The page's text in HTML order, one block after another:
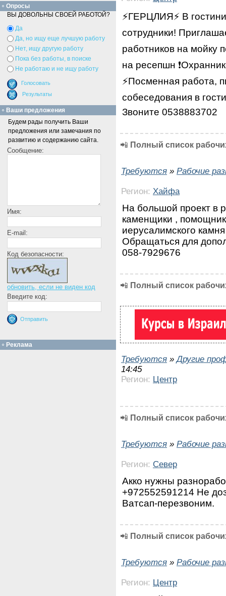
⚡️ГЕРЦЛИЯ⚡️ В
сотрудники!
работников на мойку
на ресепшн
⚡️Посменная работа,
собеседования в
Звоните 0538883702
📲 Полный список
Требуются » Рабочие
Регион: Хайфа
На большой проект в
каменщики ,
иерусалимского
Обращаться для
058-7929676
📲 Полный список
Требуются »Другие
14:45
Регион: Центр
📲 Полный список
Требуются » Рабочие
Регион: Север
Акко нужны
+972552591214 Не
Ватсап-перезвоним.
📲 Полный список
Требуются » Рабочие
Регион: Центр
Опросы
ВЫ ДОВОЛЬНЫ СВОЕЙ РАБОТОЙ?
Да
Да, но ищу еще лучшую работу
Нет, ищу другую работу
Пока без работы, в поиске
Не работаю и не ищу работу
Ваши предложения
Будем рады получить Ваши
предложения или замечания по
развитию и содержанию сайта.
Сообщение:
Имя:
E-mail:
Код безопасности:
обновить, если не виден код
Введите код:
Реклама